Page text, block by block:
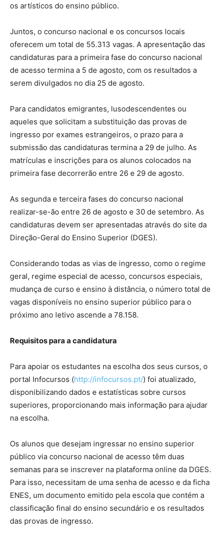
os artísticos do ensino público.
Juntos, o concurso nacional e os concursos locais
oferecem um total de 55.313 vagas. A apresentação das
candidaturas para a primeira fase do concurso nacional
de acesso termina a 5 de agosto, com os resultados a
serem divulgados no dia 25 de agosto.
Para candidatos emigrantes, lusodescendentes ou
aqueles que solicitam a substituição das provas de
ingresso por exames estrangeiros, o prazo para a
submissão das candidaturas termina a 29 de julho. As
matrículas e inscrições para os alunos colocados na
primeira fase decorrerão entre 26 e 29 de agosto.
As segunda e terceira fases do concurso nacional
realizar-se-ão entre 26 de agosto e 30 de setembro. As
candidaturas devem ser apresentadas através do site da
Direção-Geral do Ensino Superior (DGES).
Considerando todas as vias de ingresso, como o regime
geral, regime especial de acesso, concursos especiais,
mudança de curso e ensino à distância, o número total de
vagas disponíveis no ensino superior público para o
próximo ano letivo ascende a 78.158.
Requisitos para a candidatura
Para apoiar os estudantes na escolha dos seus cursos, o
portal Infocursos (http://infocursos.pt/) foi atualizado,
disponibilizando dados e estatísticas sobre cursos
superiores, proporcionando mais informação para ajudar
na escolha.
Os alunos que desejam ingressar no ensino superior
público via concurso nacional de acesso têm duas
semanas para se inscrever na plataforma online da DGES.
Para isso, necessitam de uma senha de acesso e da ficha
ENES, um documento emitido pela escola que contém a
classificação final do ensino secundário e os resultados
das provas de ingresso.